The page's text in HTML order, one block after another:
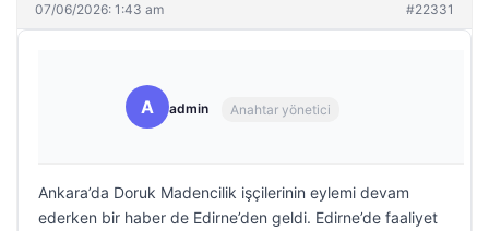
07/06/2026: 1:43 am #22331
A admin Anahtar yönetici
Ankara’da Doruk Madencilik işçilerinin eylemi devam
ederken bir haber de Edirne’den geldi. Edirne’de faaliyet